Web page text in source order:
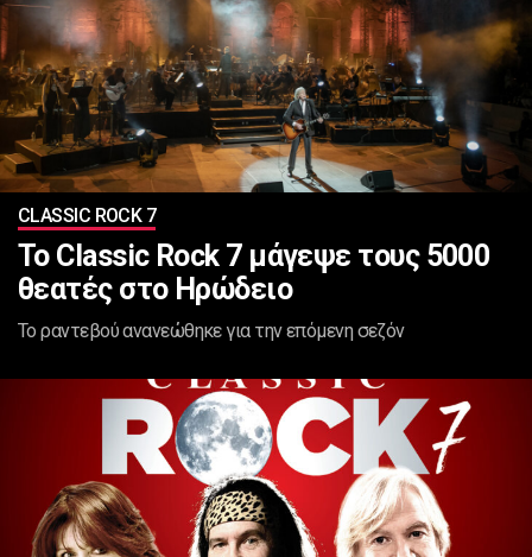
CLASSIC ROCK 7
Το Classic Rock 7 μάγεψε τους 5000
θεατές στο Ηρώδειο
Το ραντεβού ανανεώθηκε για την επόμενη σεζόν